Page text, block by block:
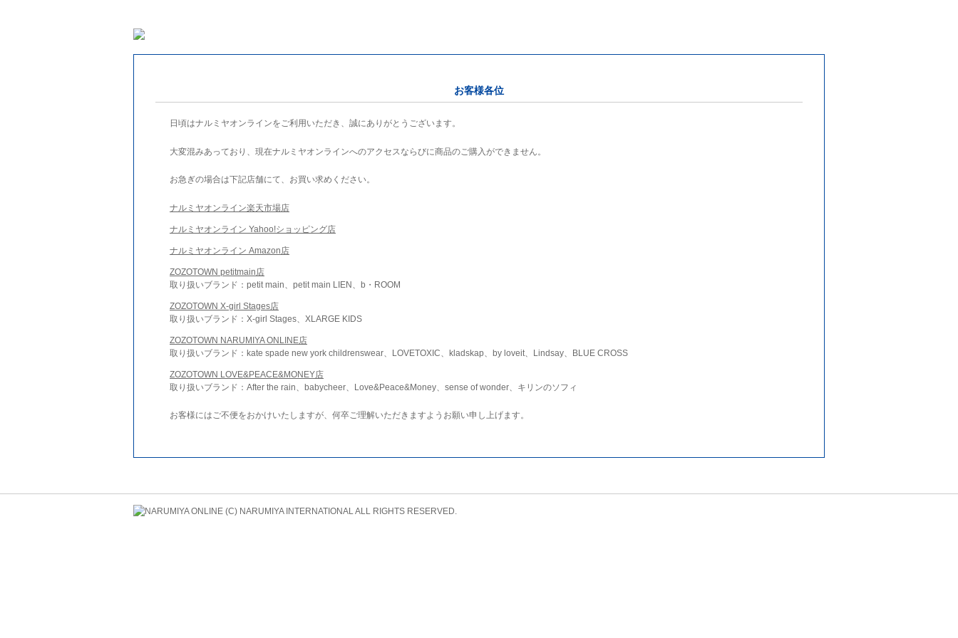
お客様各位
日頃はナルミヤオンラインをご利用いただき、誠にありがとうございます。
大変混みあっており、現在ナルミヤオンラインへのアクセスならびに商品のご購入ができません。
お急ぎの場合は下記店舗にて、お買い求めください。
ナルミヤオンライン楽天市場店
ナルミヤオンライン Yahoo!ショッピング店
ナルミヤオンライン Amazon店
ZOZOTOWN petitmain店
取り扱いブランド：petit main、petit main LIEN、b・ROOM
ZOZOTOWN X-girl Stages店
取り扱いブランド：X-girl Stages、XLARGE KIDS
ZOZOTOWN NARUMIYA ONLINE店
取り扱いブランド：kate spade new york childrenswear、LOVETOXIC、kladskap、by loveit、Lindsay、BLUE CROSS
ZOZOTOWN LOVE&PEACE&MONEY店
取り扱いブランド：After the rain、babycheer、Love&Peace&Money、sense of wonder、キリンのソフィ
お客様にはご不便をおかけいたしますが、何卒ご理解いただきますようお願い申し上げます。